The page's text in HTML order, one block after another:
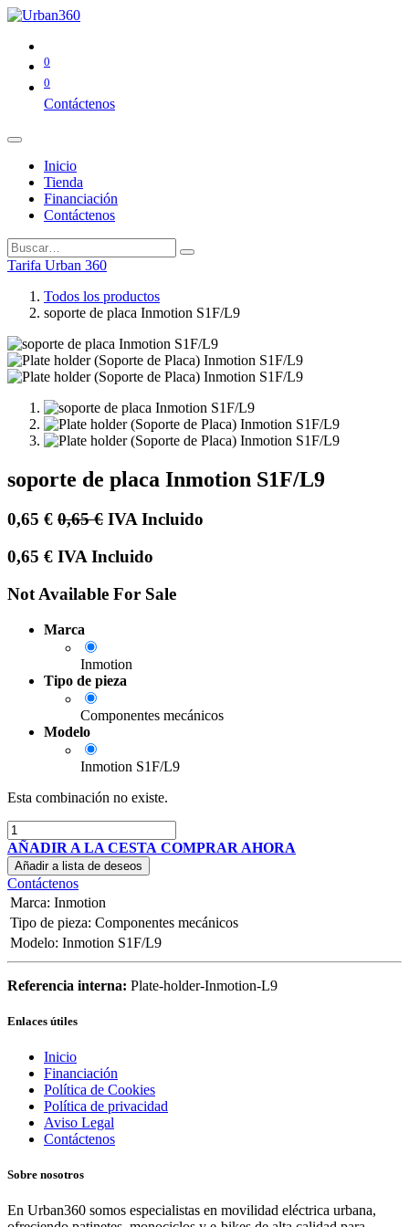
0
0
Contáctenos
Inicio
Tienda
Financiación
Contáctenos
Tarifa Urban 360
Todos los productos
soporte de placa Inmotion S1F/L9
soporte de placa Inmotion S1F/L9
0,65 € 0,65€ IVA Incluido
0,65 € IVA Incluido
Not Available For Sale
Marca
Inmotion
Tipo de pieza
Componentes mecánicos
Modelo
Inmotion S1F/L9
Esta combinación no existe.
AÑADIR A LA CESTA COMPRAR AHORA
Añadir a lista de deseos
Contáctenos
Marca: Inmotion
Tipo de pieza: Componentes mecánicos
Modelo: Inmotion S1F/L9
Referencia interna: Plate-holder-Inmotion-L9
Enlaces útiles
Inicio
Financiación
Política de Cookies
Política de privacidad
Aviso Legal
Contáctenos
Sobre nosotros
En Urban360 somos especialistas en movilidad eléctrica urbana,